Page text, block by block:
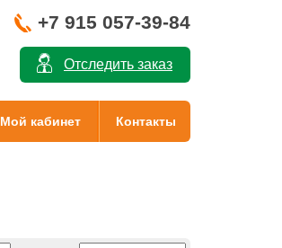
Отследить заказ
+7 915 057-39-84
Мой кабинет Контакты